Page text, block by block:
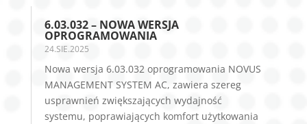
6.03.032 – NOWA WERSJA
OPROGRAMOWANIA
24.SIE.2025
Nowa wersja 6.03.032 oprogramowania NOVUS
MANAGEMENT SYSTEM AC, zawiera szereg
usprawnień zwiększających wydajność
systemu, poprawiających komfort użytkowania